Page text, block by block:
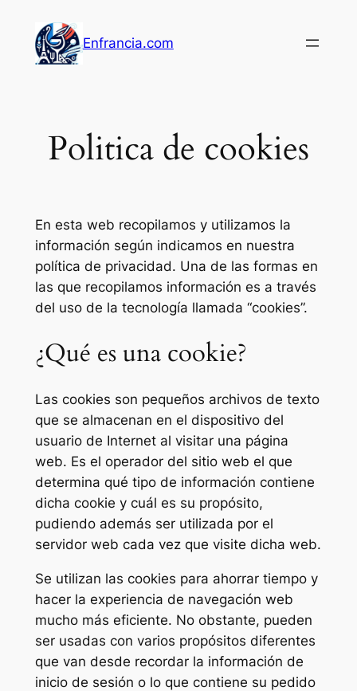
contenido
Enfrancia.com
Politica de cookies
En esta web recopilamos y utilizamos la
información según indicamos en nuestra
política de privacidad. Una de las formas en
las que recopilamos información es a través
del uso de la tecnología llamada “cookies”.
¿Qué es una cookie?
Las cookies son pequeños archivos de texto
que se almacenan en el dispositivo del
usuario de Internet al visitar una página
web. Es el operador del sitio web el que
determina qué tipo de información contiene
dicha cookie y cuál es su propósito,
pudiendo además ser utilizada por el
servidor web cada vez que visite dicha web.
Se utilizan las cookies para ahorrar tiempo y
hacer la experiencia de navegación web
mucho más eficiente. No obstante, pueden
ser usadas con varios propósitos diferentes
que van desde recordar la información de
inicio de sesión o lo que contiene su pedido